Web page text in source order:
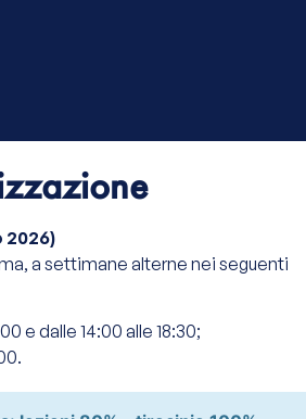
2026)
a settimane alterne nei seguenti
e dalle 14:00 alle 18:30;